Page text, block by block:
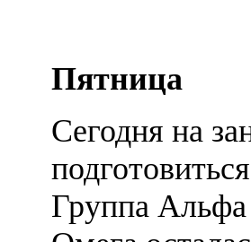
Пятница
Сегодня на
Группа